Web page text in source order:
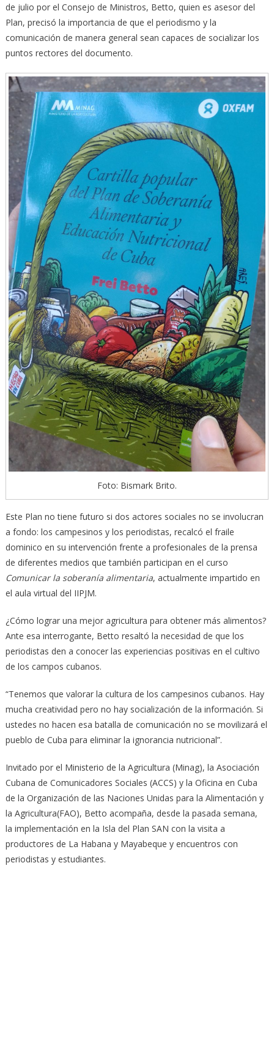
de julio por el Consejo de Ministros, Betto, quien es asesor del
Plan, precisó la importancia de que el periodismo y la
comunicación de manera general sean capaces de socializar los
puntos rectores del documento.
Foto: Bismark Brito.
Este Plan no tiene futuro si dos actores sociales no se involucran
a fondo: los campesinos y los periodistas, recalcó el fraile
dominico en su intervención frente a profesionales de la prensa
de diferentes medios que también participan en el curso
Comunicar la soberanía alimentaria, actualmente impartido en
el aula virtual del IIPJM.
¿Cómo lograr una mejor agricultura para obtener más alimentos?
Ante esa interrogante, Betto resaltó la necesidad de que los
periodistas den a conocer las experiencias positivas en el cultivo
de los campos cubanos.
“Tenemos que valorar la cultura de los campesinos cubanos. Hay
mucha creatividad pero no hay socialización de la información. Si
ustedes no hacen esa batalla de comunicación no se movilizará el
pueblo de Cuba para eliminar la ignorancia nutricional”.
Invitado por el Ministerio de la Agricultura (Minag), la Asociación
Cubana de Comunicadores Sociales (ACCS) y la Oficina en Cuba
de la Organización de las Naciones Unidas para la Alimentación y
la Agricultura(FAO), Betto acompaña, desde la pasada semana,
la implementación en la Isla del Plan SAN con la visita a
productores de La Habana y Mayabeque y encuentros con
periodistas y estudiantes.